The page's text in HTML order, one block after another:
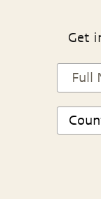
Get